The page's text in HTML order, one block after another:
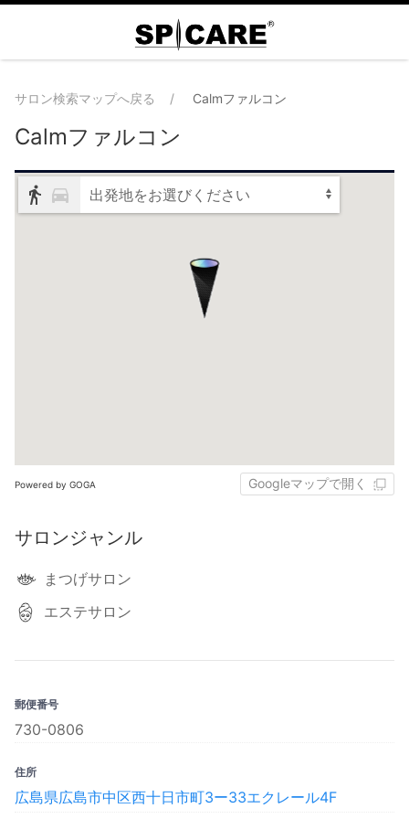
サロン検索マップへ戻る Calmファルコン
Calmファルコン
出発地をお選びください
Powered by GOGA Googleマップで開く
サロンジャンル
まつげサロン
エステサロン
郵便番号
730-0806
住所
広島県広島市中区西十日市町3ー33エクレール4F